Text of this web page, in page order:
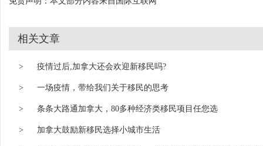
相关文章
> 疫情过后,加拿大还会欢迎新移民吗?
> 一场疫情，带给我们关于移民的思考
> 条条大路通加拿大，80多种经济类移民项目任您选
> 加拿大鼓励新移民选择小城市生活